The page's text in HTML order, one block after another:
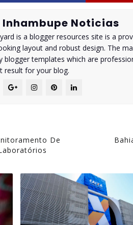
Noticias
is a blogger resources site is a
layout and robust design. The
blogger templates which are
result for your blog.
De